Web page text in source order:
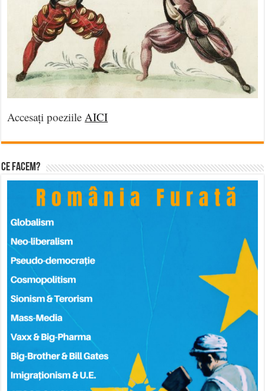
Accesați poeziileAICI
Ce facem?